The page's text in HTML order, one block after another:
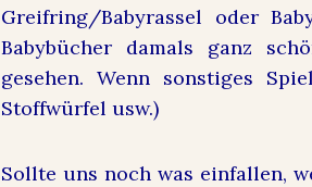
Greifring/Babyrassel oder
Babybücher damals ganz
gesehen. Wenn sonstiges
Stoffwürfel usw.)
Sollte uns noch was einfallen,